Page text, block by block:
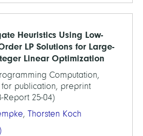
Heuristics Using Low-
LP Solutions for Large-
Linear Optimization
Computation,
publication, preprint
25-04)
, Thorsten Koch